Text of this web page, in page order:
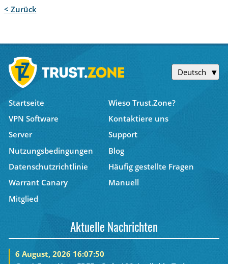
< Zurück
Deutsch
Startseite
Wieso Trust.Zone?
VPN Software
Kontaktiere uns
Server
Support
Nutzungsbedingungen
Blog
Datenschutzrichtlinie
Häufig gestellte Fragen
Warrant Canary
Manuell
Mitglied
Aktuelle Nachrichten
6 August, 2026 16:07:50